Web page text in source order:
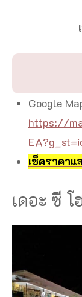
Google
https://
เช็คราคา
เดอะ ซี โ